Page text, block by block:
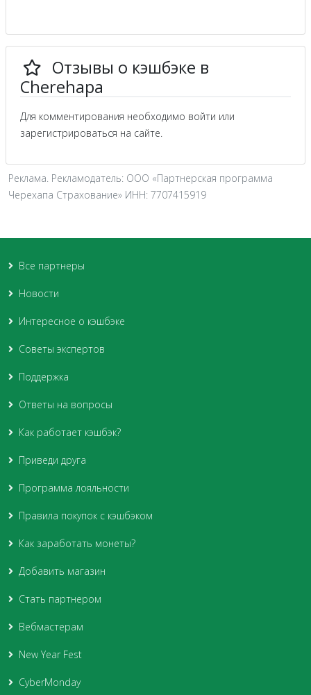
Отзывы о кэшбэке в
Cherehapa
Для комментирования необходимо войти или
зарегистрироваться на сайте.
Реклама. Рекламодатель: ООО «Партнерская программа
Черехапа Страхование» ИНН: 7707415919
Все партнеры
Новости
Интересное о кэшбэке
Советы экспертов
Поддержка
Ответы на вопросы
Как работает кэшбэк?
Приведи друга
Программа лояльности
Правила покупок с кэшбэком
Как заработать монеты?
Добавить магазин
Стать партнером
Вебмастерам
New Year Fest
CyberMonday